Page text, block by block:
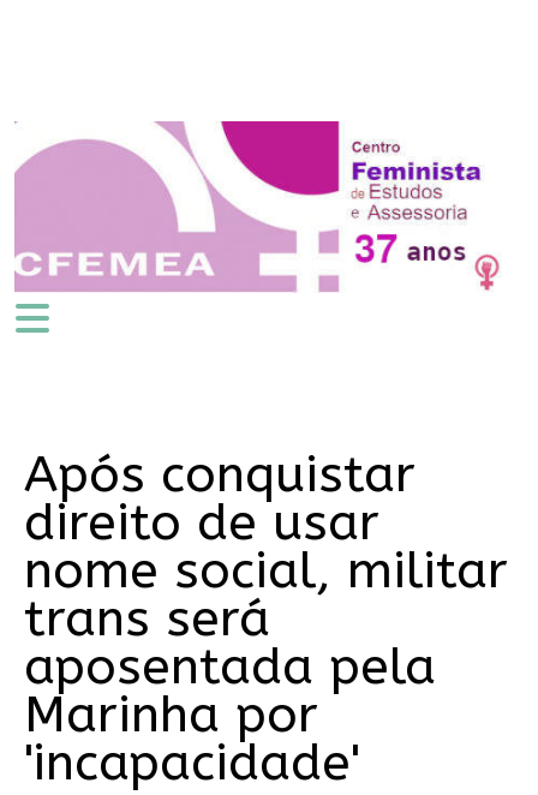
Após conquistar
direito de usar
nome social, militar
trans será
aposentada pela
Marinha por
'incapacidade'